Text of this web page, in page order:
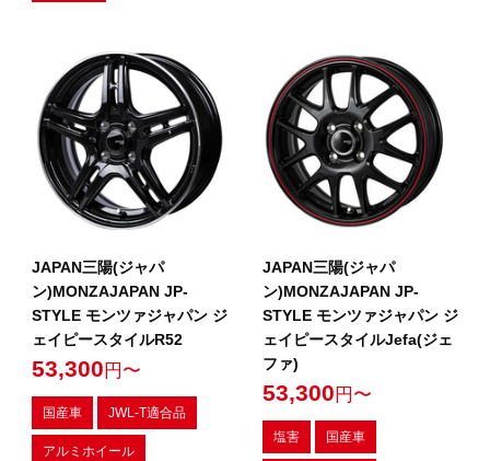
JAPAN三陽(ジャパ
ン)MONZAJAPAN JP-
STYLE モンツァジャパン ジ
ェイピースタイルR52
53,300 円〜
国産車 JWL-T適合品
アルミホイール
JAPAN三陽(ジャパ
ン)MONZAJAPAN JP-
STYLE モンツァジャパン ジ
ェイピースタイルJefa(ジェ
ファ)
53,300 円〜
塩害 国産車